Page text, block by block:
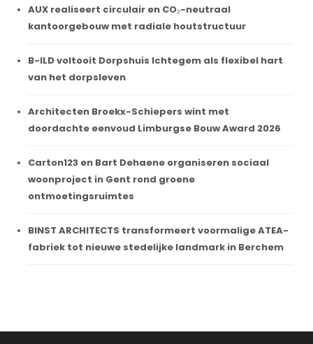
AUX realiseert circulair en CO₂-neutraal
kantoorgebouw met radiale houtstructuur
B-ILD voltooit Dorpshuis Ichtegem als flexibel hart
van het dorpsleven
Architecten Broekx-Schiepers wint met
doordachte eenvoud Limburgse Bouw Award 2026
Carton123 en Bart Dehaene organiseren sociaal
woonproject in Gent rond groene
ontmoetingsruimtes
BINST ARCHITECTS transformeert voormalige ATEA-
fabriek tot nieuwe stedelijke landmark in Berchem